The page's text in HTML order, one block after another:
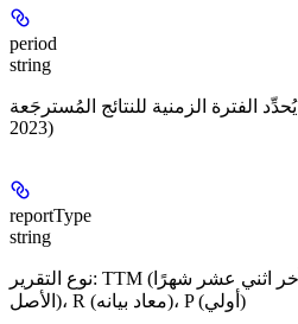
period
string
يُحدِّد الفترة الزمنية للنتائج المُسترجَعة (على سبيل المثال: Q1,
2023)
reportType
string
نوع التقرير: TTM (آخر اثني عشر شهرًا)، A (كما أُبلِغ عنه في
الأصل)، R (معاد بيانه)، P (أولي)